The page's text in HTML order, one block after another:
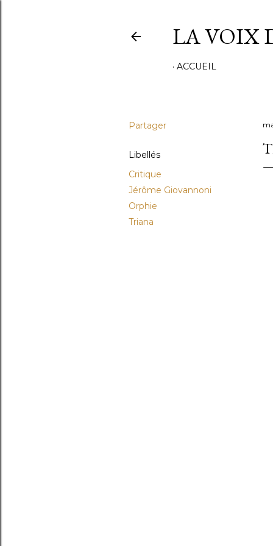
LA VOIX
ACCUEIL
Partager
Libellés
Critique
Jérôme Giovannoni
Orphie
Triana